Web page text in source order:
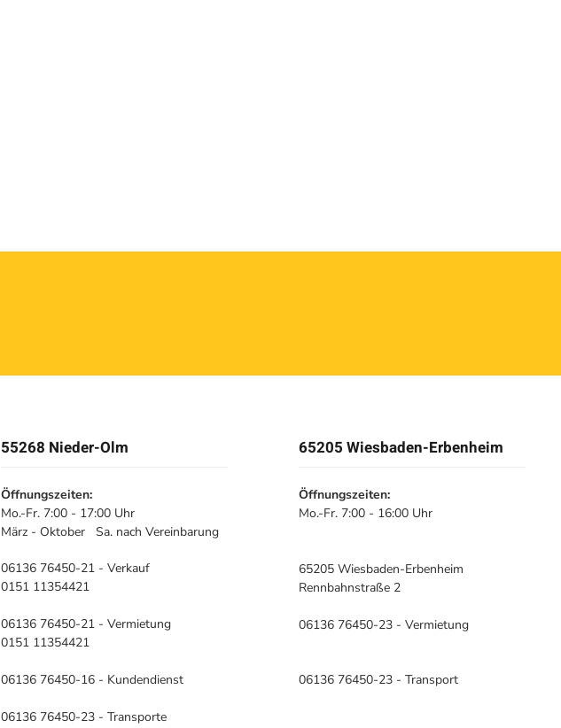
55268 Nieder-Olm
Öffnungszeiten:
Mo.-Fr. 7:00 - 17:00 Uhr
März - Oktober Sa. nach Vereinbarung
06136 76450-21 - Verkauf
0151 11354421
06136 76450-21 - Vermietung
0151 11354421
06136 76450-16 - Kundendienst
06136 76450-23 - Transporte
65205 Wiesbaden-Erbenheim
Öffnungszeiten:
Mo.-Fr. 7:00 - 16:00 Uhr
65205 Wiesbaden-Erbenheim
Rennbahnstraße 2
06136 76450-23 - Vermietung
06136 76450-23 - Transport